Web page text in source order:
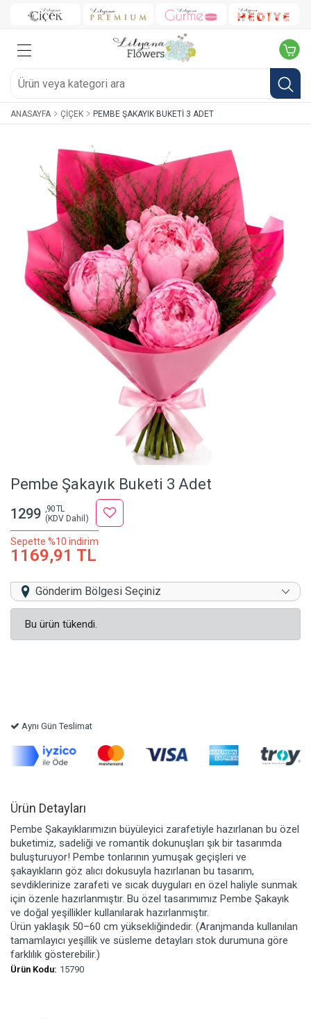
ANASAYFA ÇIÇEK PEMBE ŞAKAYIK BUKETI 3 ADET
Pembe Şakayık Buketi 3 Adet
1299 ,90 TL
(KDV Dahil)
Sepette %10 indirim
1169,91 TL
Gönderim Bölgesi Seçiniz
Bu ürün tükendi.
Aynı Gün Teslimat
Ürün Detayları
Pembe Şakayıklarımızın büyüleyici zarafetiyle hazırlanan bu özel
buketimiz, sadeliği ve romantik dokunuşları şık bir tasarımda
buluşturuyor! Pembe tonlarının yumuşak geçişleri ve
şakayıkların göz alıcı dokusuyla hazırlanan bu tasarım,
sevdiklerinize zarafeti ve sıcak duyguları en özel haliyle sunmak
için özenle hazırlanmıştır. Bu özel tasarımımız Pembe Şakayık
ve doğal yeşillikler kullanılarak hazırlanmıştır.
Ürün yaklaşık 50–60 cm yüksekliğindedir. (Aranjmanda kullanılan
tamamlayıcı yeşillik ve süsleme detayları stok durumuna göre
farklılık gösterebilir.)
Ürün Kodu: 15790